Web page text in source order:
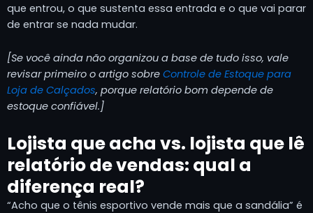
que entrou, o que sustenta essa entrada e o que vai parar
de entrar se nada mudar.
[Se você ainda não organizou a base de tudo isso, vale
revisar primeiro o artigo sobre Controle de Estoque para
Loja de Calçados, porque relatório bom depende de
estoque confiável.]
Lojista que acha vs. lojista que lê
relatório de vendas: qual a
diferença real?
“Acho que o tênis esportivo vende mais que a sandália” é